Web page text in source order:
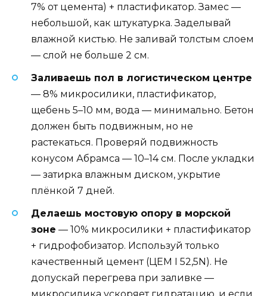
7% от цемента) + пластификатор. Замес —
небольшой, как штукатурка. Заделывай
влажной кистью. Не заливай толстым слоем
— слой не больше 2 см.
Заливаешь пол в логистическом центре
— 8% микросилики, пластификатор,
щебень 5–10 мм, вода — минимально. Бетон
должен быть подвижным, но не
растекаться. Проверяй подвижность
конусом Абрамса — 10–14 см. После укладки
— затирка влажным диском, укрытие
плёнкой 7 дней.
Делаешь мостовую опору в морской
зоне — 10% микросилики + пластификатор
+ гидрофобизатор. Используй только
качественный цемент (ЦЕМ I 52,5N). Не
допускай перегрева при заливке —